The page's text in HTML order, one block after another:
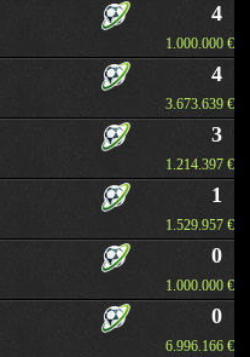
4
1.000.000 €
4
3.673.639 €
3
1.214.397 €
1
1.529.957 €
0
1.000.000 €
0
6.996.166 €